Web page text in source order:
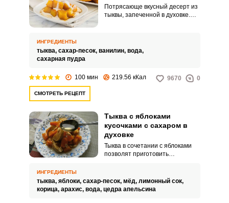
Потрясающе вкусный десерт из
тыквы, запеченной в духовке.
ИНГРЕДИЕНТЫ
тыква, сахар-песок, ванилин, вода,
сахарная пудра
100 мин 219.56 кКал 9670 0
СМОТРЕТЬ РЕЦЕПТ
Тыква с яблоками
кусочками с сахаром в
духовке
Тыква в сочетании с яблоками
позволят приготовить
можно порционно и общим
блюдом.
ИНГРЕДИЕНТЫ
тыква, яблоки, сахар-песок, мёд, лимонный сок,
корица, арахис, вода, цедра апельсина